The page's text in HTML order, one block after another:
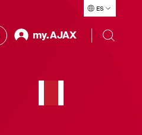
ES
my.AJAX